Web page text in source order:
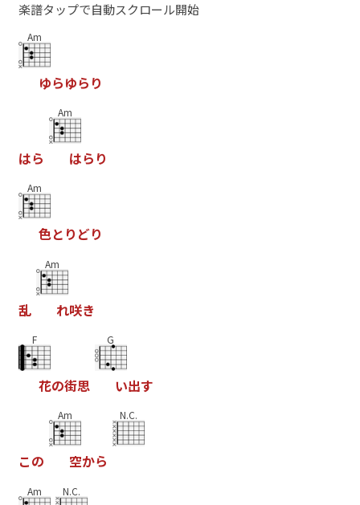
楽譜タップで自動スクロール開始
Am
ゆらゆら り
はら
Am
はら り
Am
色と り どり
乱
Am
れ咲き
F
花の街思
G
い出す
この
Am
空から
N.C.
Am N.C.